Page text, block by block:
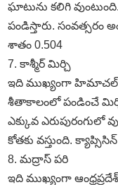
ఘాటును కలిగి
పండిస్తారు. సంవత్సరం
శాతం 0.504
7. కాశ్మీర్‌ మిర్చి
ఇది ముఖ్యంగా హిమాచల్‌
శీతాకాలంలో పండించే
ఎక్కువ ఎరుపురంగులో
కోతకు వస్తుంది.
8. మద్రాస్‌ పరి
ఇది ముఖ్యంగా